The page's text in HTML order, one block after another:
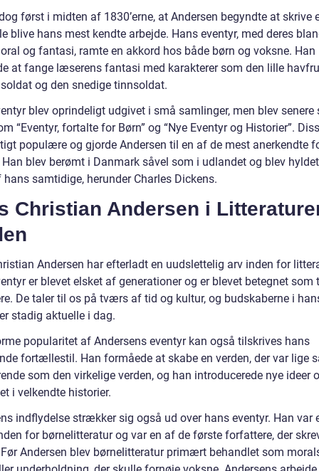
først i midten af 1830’erne, at Andersen begyndte at skrive
blive hans mest kendte arbejde. Hans eventyr, med deres
og fantasi, ramte en akkord hos både børn og voksne. Han
at fange læserens fantasi med karakterer som den lille
og den snedige tinnsoldat.
blev oprindeligt udgivet i små samlinger, men blev senere
“Eventyr, fortalte for Børn” og “Nye Eventyr og Historier”.
populære og gjorde Andersen til en af de mest anerkendte
blev berømt i Danmark såvel som i udlandet og blev
samtidige, herunder Charles Dickens.
Christian Andersen i
Andersen har efterladt en uudslettelig arv inden for
er blevet elsket af generationer og er blevet betegnet som
De taler til os på tværs af tid og kultur, og budskaberne i
stadig aktuelle i dag.
popularitet af Andersens eventyr kan også tilskrives hans
fortællestil. Han formåede at skabe en verden, der var lige
som den virkelige verden, og han introducerede nye ideer
i velkendte historier.
indflydelse strækker sig også ud over hans eventyr. Han var
for børnelitteratur og var en af de første forfattere, der
Andersen blev børnelitteratur primært behandlet som